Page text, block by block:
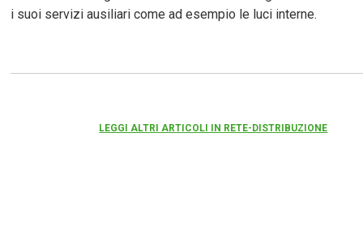
i suoi servizi ausiliari come ad esempio le luci interne.
LEGGI ALTRI ARTICOLI IN RETE-DISTRIBUZIONE